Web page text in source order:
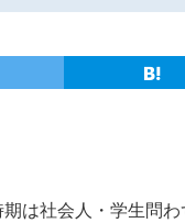
は社会人・学生問